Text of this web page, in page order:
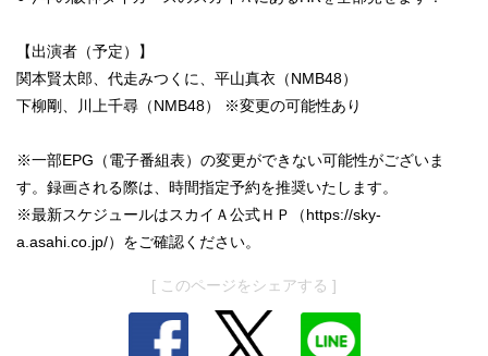
【出演者（予定）】
関本賢太郎、代走みつくに、平山真衣（NMB48）
下柳剛、川上千尋（NMB48） ※変更の可能性あり
※一部EPG（電子番組表）の変更ができない可能性がございま
す。録画される際は、時間指定予約を推奨いたします。
※最新スケジュールはスカイＡ公式ＨＰ（https://sky-
a.asahi.co.jp/）をご確認ください。
[ このページをシェアする ]